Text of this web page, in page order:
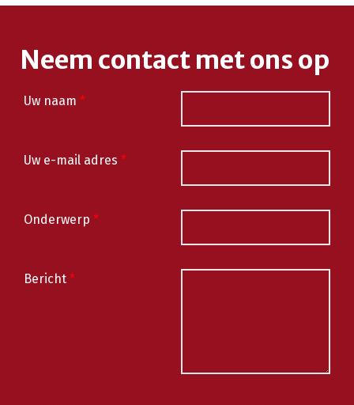
Neem contact met ons op
Uw naam *
Uw e-mail adres *
Onderwerp *
Bericht *